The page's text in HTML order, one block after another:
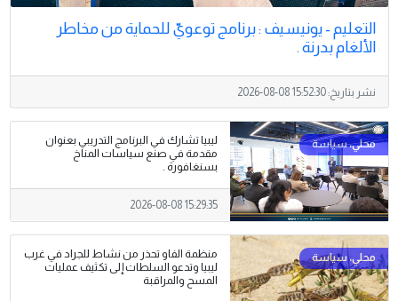
التعليم - يونيسيف : برنامج توعويّ للحماية من مخاطر
الألغام بدرنة .
نشر بتاريخ:2026-08-08 15:52:30
ليبيا تشارك في البرنامج التدريبي بعنوان
مقدمة في صنع سياسات المناخ
بسنغافورة .
2026-08-08 15:29:35
منظمة الفاو تحذر من نشاط للجراد في غرب
ليبيا وتدعو السلطات إلى تكثيف عمليات
المسح والمراقبة